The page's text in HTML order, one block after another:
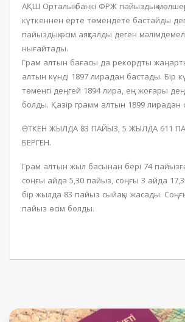
АҚШ Орталық банкі ФРЖ пайыздық
күткеннен ерте төмендете бастайды
пайыздық өсім аяқталды деген
нығайтады.
Грам алтын бағасы да рекордты
алтын күнді 1897 лирадан бастады. Бір
төменгі деңгей 1894 лира, ең жоғары
болды. Қазір грамм алтын 1899 лирадан
ӨТКЕН ЖЫЛДА 83 ПАЙЫЗ, 5 ЖЫЛДА 611
БЕРГЕН.
Грам алтын жыл басынан бері 74
соңғы айда 5,30 пайыз, соңғы 3 айда
бір жылда 83 пайыз сыйақы жасады.
пайыз өсім болды.